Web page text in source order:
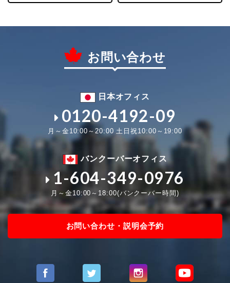
お問い合わせ
日本オフィス
0120-4192-09
月～金10:00～20:00 土日祝10:00～19:00
バンクーバーオフィス
1-604-349-0976
月～金10:00～18:00(バンクーバー時間)
お問い合わせ・説明会予約